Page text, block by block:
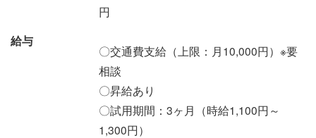
給与
円
〇交通費支給（上限：月10,000円）※要
相談
〇昇給あり
〇試用期間：3ヶ月（時給1,100円～
1,300円）